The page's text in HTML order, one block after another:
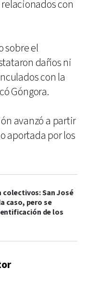
con
sobre el
daños ni
con la
Góngora.
avanzó a partir
aportada por los
colectivos: San José
caso, pero se
de los